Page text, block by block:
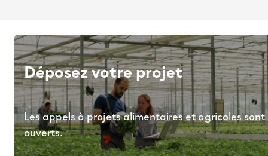
Déposez votre projet
Les appels à projets alimentaires et agricoles sont
ouverts.